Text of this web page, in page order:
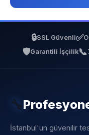
🔒SSL Güvenli✅
🛡️Garantili İşçilik📞
🔧
İstanbul'un güvenilir